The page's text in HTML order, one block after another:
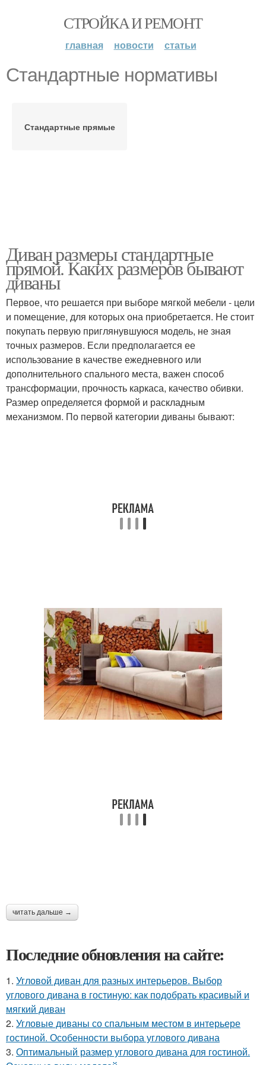
СТРОЙКА И РЕМОНТ
главная новости статьи
Стандартные нормативы
Стандартные прямые
Диван размеры стандартные
прямой. Каких размеров бывают
диваны
Первое, что решается при выборе мягкой мебели - цели
и помещение, для которых она приобретается. Не стоит
покупать первую приглянувшуюся модель, не зная
точных размеров. Если предполагается ее
использование в качестве ежедневного или
дополнительного спального места, важен способ
трансформации, прочность каркаса, качество обивки.
Размер определяется формой и раскладным
механизмом. По первой категории диваны бывают:
читать дальше →
Последние обновления на сайте:
1. Угловой диван для разных интерьеров. Выбор
углового дивана в гостиную: как подобрать красивый и
мягкий диван
2. Угловые диваны со спальным местом в интерьере
гостиной. Особенности выбора углового дивана
3. Оптимальный размер углового дивана для гостиной.